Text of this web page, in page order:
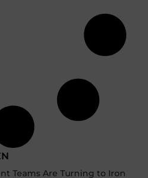
Teams Are Turning to Iron